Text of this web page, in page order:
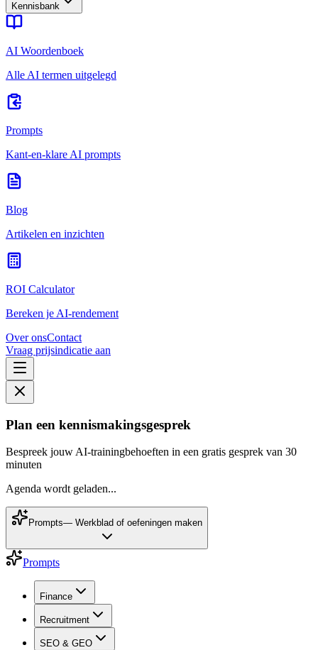
Kennisbank
AI Woordenboek
Alle AI termen uitgelegd
Prompts
Kant-en-klare AI prompts
Blog
Artikelen en inzichten
ROI Calculator
Bereken je AI-rendement
Over onsContact
Vraag prijsindicatie aan
Plan een kennismakingsgesprek
Bespreek jouw AI-trainingbehoeften in een gratis gesprek van 30
minuten
Agenda wordt geladen...
Prompts— Werkblad of oefeningen maken
Prompts
Finance
Recruitment
SEO & GEO